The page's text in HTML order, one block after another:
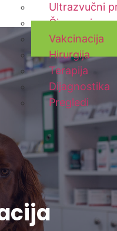
Ultrazvučni
Čipovanje
Vakcinacija
Hirurgija
Terapija
Dijagnostika
Pregledi